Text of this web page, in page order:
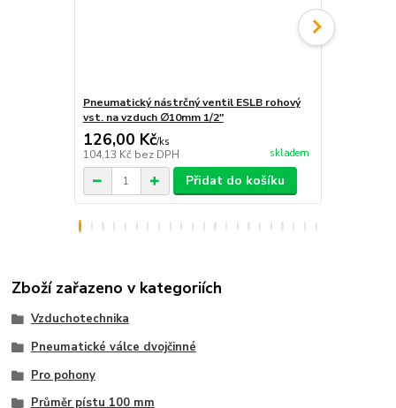
Pneumatický nástrčný ventil ESLB rohový
vst. na vzduch ∅10mm 1/2"
126,00 Kč/ks
104,13 Kč bez DPH skladem
Přidat do košíku
Zboží zařazeno v kategoriích
Vzduchotechnika
Pneumatické válce dvojčinné
Pro pohony
Průměr pístu 100 mm